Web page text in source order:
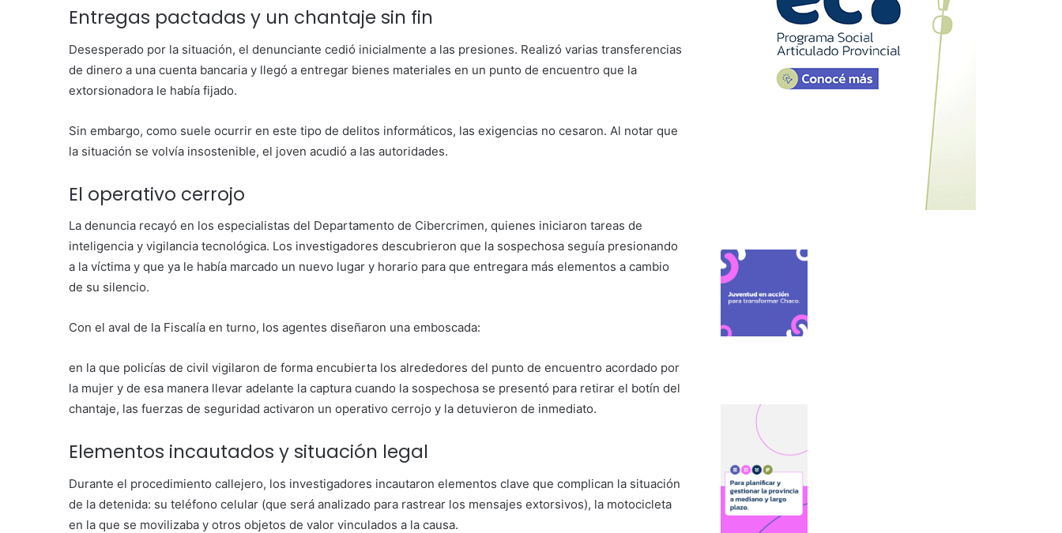
Entregas pactadas y un chantaje sin fin
Desesperado por la situación, el denunciante cedió inicialmente a las presiones. Realizó varias transferencias
de dinero a una cuenta bancaria y llegó a entregar bienes materiales en un punto de encuentro que la
extorsionadora le había fijado.
Sin embargo, como suele ocurrir en este tipo de delitos informáticos, las exigencias no cesaron. Al notar que
la situación se volvía insostenible, el joven acudió a las autoridades.
El operativo cerrojo
La denuncia recayó en los especialistas del Departamento de Cibercrimen, quienes iniciaron tareas de
inteligencia y vigilancia tecnológica. Los investigadores descubrieron que la sospechosa seguía presionando
a la víctima y que ya le había marcado un nuevo lugar y horario para que entregara más elementos a cambio
de su silencio.
Con el aval de la Fiscalía en turno, los agentes diseñaron una emboscada:
en la que policías de civil vigilaron de forma encubierta los alrededores del punto de encuentro acordado por
la mujer y de esa manera llevar adelante la captura cuando la sospechosa se presentó para retirar el botín del
chantaje, las fuerzas de seguridad activaron un operativo cerrojo y la detuvieron de inmediato.
Elementos incautados y situación legal
Durante el procedimiento callejero, los investigadores incautaron elementos clave que complican la situación
de la detenida: su teléfono celular (que será analizado para rastrear los mensajes extorsivos), la motocicleta
en la que se movilizaba y otros objetos de valor vinculados a la causa.